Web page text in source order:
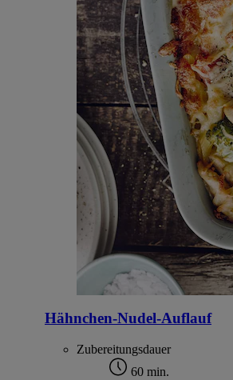
Hähnchen-Nudel-Auflauf
Zubereitungsdauer
60 min.